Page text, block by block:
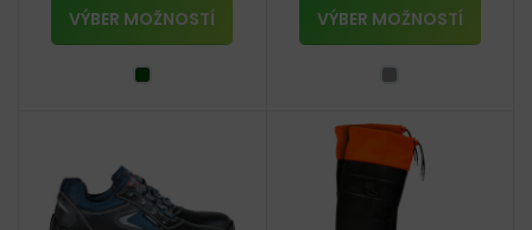
VÝBER MOŽNOSTÍ VÝBER MOŽNOSTÍ